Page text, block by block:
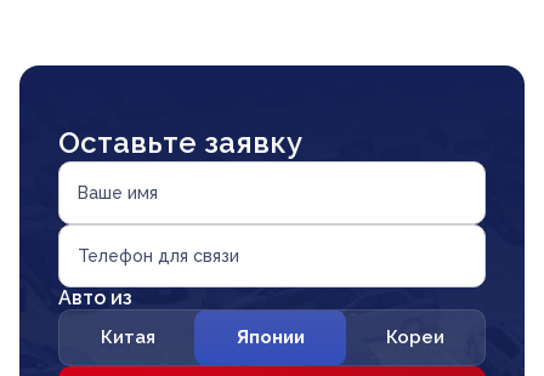
Оставьте заявку
Ваше имя
Телефон для связи
Авто из
Китая Японии Кореи